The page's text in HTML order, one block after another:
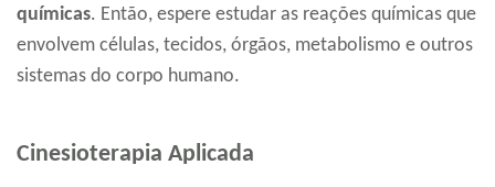
químicas. Então, espere estudar as reações químicas que
envolvem células, tecidos, órgãos, metabolismo e outros
sistemas do corpo humano.
Cinesioterapia Aplicada